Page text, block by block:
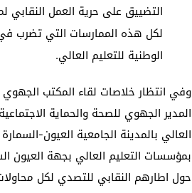
التضييق على حرية العمل النقابي
لكل هذه الممارسات التي تضرب
الوطنية للتعليم العالي.
وفي انتظار خلاصات لقاء المكتب
المدير الجهوي للصحة والحماية
العالي بالمدينة الجامعية العيون-
بمؤسسات التعليم العالي بجهة العيون
حول اطارهم النقابي للتصدي لكل